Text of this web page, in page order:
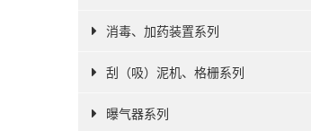
消毒、加药装置系列
刮（吸）泥机、格栅系列
曝气器系列